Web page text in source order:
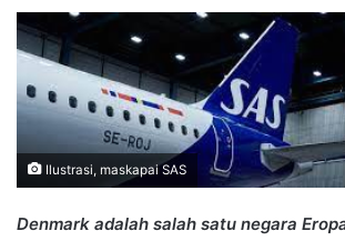
Ilustrasi, maskapai SAS
Denmark adalah salah satu negara